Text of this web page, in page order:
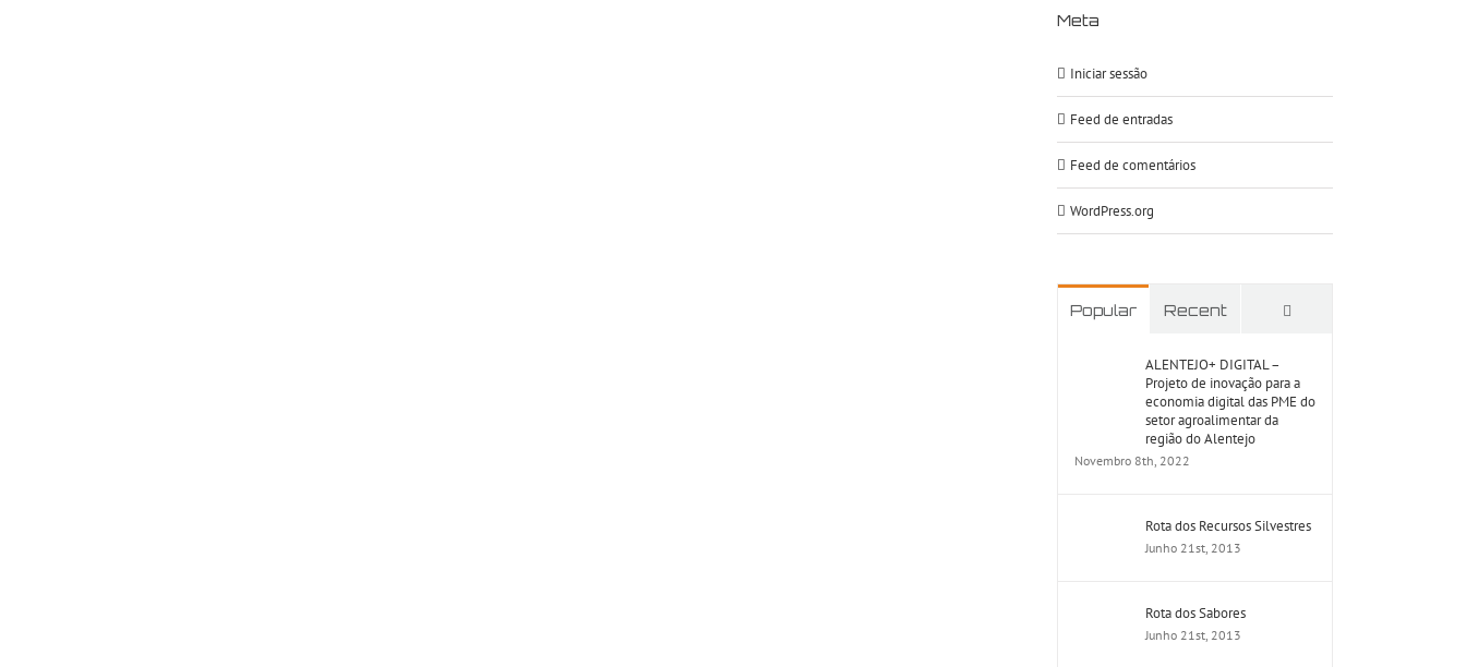
Meta
Iniciar sessão
Feed de entradas
Feed de comentários
WordPress.org
Popular Recent Comments
ALENTEJO+ DIGITAL –
Projeto de inovação para a
economia digital das PME do
setor agroalimentar da
região do Alentejo
Novembro 8th, 2022
Rota dos Recursos Silvestres
Junho 21st, 2013
Rota dos Sabores
Junho 21st, 2013